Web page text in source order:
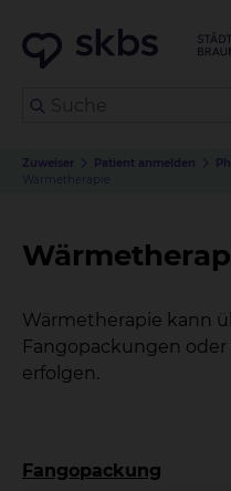
Zuweiser Patient anmelden
Wärmetherapie
Wärmetherapie kann
Fangopackungen
erfolgen.
Fangopackung